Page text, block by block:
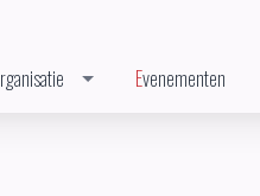
Organisatie Evenementen